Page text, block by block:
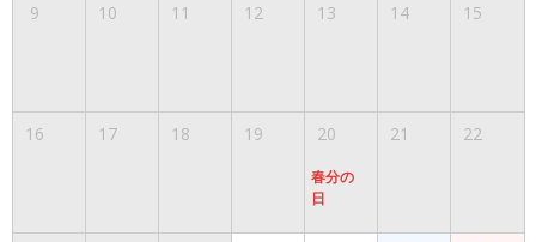
9 10 11 12 13 14 15
16 17 18 19 20
春分の
日
21 22